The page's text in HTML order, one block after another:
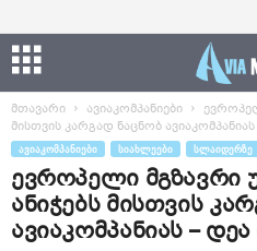
მთავარი ავიაკომპანიები
მისთვის კარგად ნაცნობ
ᲐᲕᲘᲐᲙᲝᲛᲞᲐᲜᲘᲔᲑᲘ ᲡᲘᲐᲮᲚᲔᲔᲑᲘ ᲡᲚᲐᲘᲓᲔᲠᲖᲔ
ევროპელი მგზავრი
ანიჭებს მისთვის
ავიაკომპანიას –